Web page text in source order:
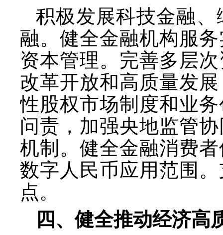
积极发展科技金融
融。健全金融机构服
资本管理。完善多层
改革开放和高质量发
性股权市场制度和业
问责，加强央地监管
机制。健全金融消费
数字人民币应用范围
点。
四、健全推动经济高